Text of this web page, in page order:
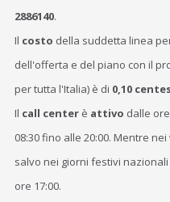
2886140.
Il costo della suddetta linea
dell'offerta e del piano con il
per tutta l'Italia) è di 0,10
Il call center è attivo dalle
08:30 fino alle 20:00. Mentre
salvo nei giorni festivi
ore 17:00.